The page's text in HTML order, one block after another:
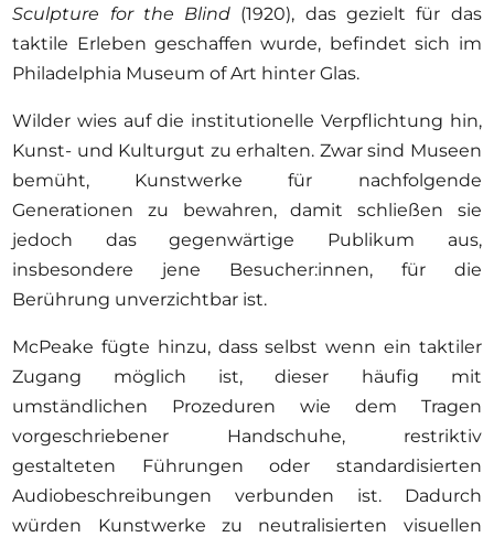
Sculpture for the Blind (1920), das gezielt für das
taktile Erleben geschaffen wurde, befindet sich im
Philadelphia Museum of Art hinter Glas.
Wilder wies auf die institutionelle Verpflichtung hin,
Kunst- und Kulturgut zu erhalten. Zwar sind Museen
bemüht, Kunstwerke für nachfolgende
Generationen zu bewahren, damit schließen sie
jedoch das gegenwärtige Publikum aus,
insbesondere jene Besucher:innen, für die
Berührung unverzichtbar ist.
McPeake fügte hinzu, dass selbst wenn ein taktiler
Zugang möglich ist, dieser häufig mit
umständlichen Prozeduren wie dem Tragen
vorgeschriebener Handschuhe, restriktiv
gestalteten Führungen oder standardisierten
Audiobeschreibungen verbunden ist. Dadurch
würden Kunstwerke zu neutralisierten visuellen